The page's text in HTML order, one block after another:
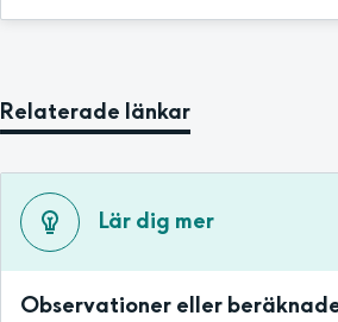
Relaterade länkar
Lär dig mer
Observationer eller